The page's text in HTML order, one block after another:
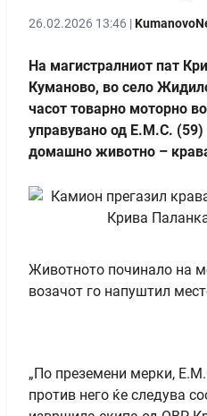
26.02.2026 13:46 |
На магистралниот пат
Куманово, во село
часот товарно моторно
управувано од Е.М.С. (59)
домашно животно –
Животното починало на
возачот го напуштил
„По преземени мерки,
против него ќе следува